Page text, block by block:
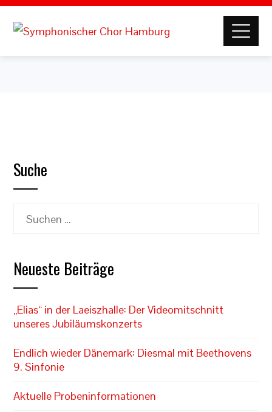
Suche
Suchen
Neueste Beiträge
„Elias“ in der Laeiszhalle: Der Videomitschnitt
unseres Jubiläumskonzerts
Endlich wieder Dänemark: Diesmal mit Beethovens
9. Sinfonie
Aktuelle Probeninformationen